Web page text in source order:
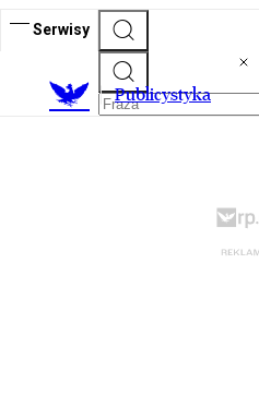
Serwisy
Publicystyka